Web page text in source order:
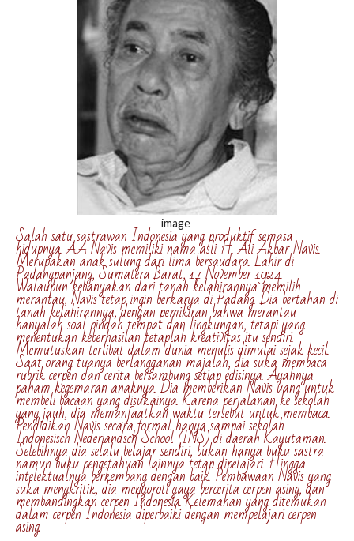
image
Salah satu sastrawan Indonesia yang produktif semasa
hidupnya. A.A Navis memiliki nama asli H. Ali Akbar Navis.
Merupakan anak sulung dari lima bersaudara. Lahir di
Padangpanjang, Sumatera Barat, 17 November 1924.
Walaupun kebanyakan dari tanah kelahirannya memilih
merantau, Navis tetap ingin berkarya di Padang. Dia bertahan di
tanah kelahirannya, dengan pemikiran bahwa merantau
hanyalah soal pindah tempat dan lingkungan, tetapi yang
menentukan keberhasilan tetaplah kreativitas itu sendiri.
Memutuskan terlibat dalam dunia menulis dimulai sejak kecil.
Saat orang tuanya berlangganan majalah, dia suka membaca
rubrik cerpen dan cerita bersambung setiap edisinya. Ayahnya
paham kegemaran anaknya. Dia memberikan Navis uang untuk
membeli bacaan yang disukainya. Karena perjalanan ke sekolah
yang jauh, dia memanfaatkan waktu tersebut untuk membaca.
Pendidikan Navis secara formal hanya sampai sekolah
Indonesisch Nederiandsch School (INS) di daerah Kayutaman.
Selebihnya dia selalu belajar sendiri, bukan hanya buku sastra
namun buku pengetahuan lainnya tetap dipelajari. Hingga
intelektualnya berkembang dengan baik. Pembawaan Navis yang
suka mengkritik, dia menyoroti gaya bercerita cerpen asing, dan
membandingkan cerpen Indonesia. Kelemahan yang ditemukan
dalam cerpen Indonesia diperbaiki dengan mempelajari cerpen
asing.